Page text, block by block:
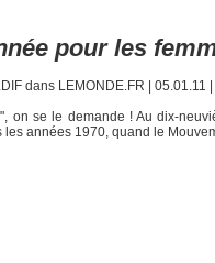
pour les
dans LEMONDE.FR | 05.01.11
on se le demande ! Au dix-
années 1970, quand le